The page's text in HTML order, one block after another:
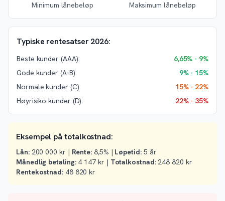
Minimum lånebeløp Maksimum lånebeløp
Typiske rentesatser 2026:
Beste kunder (AAA):
6,65% - 9%
Gode kunder (A-B):
9% - 15%
Normale kunder (C):
15% - 22%
Høyrisiko kunder (D):
22% - 35%
Eksempel på totalkostnad:
Lån:200 000 kr | Rente: 8,5% | Løpetid:5 år
Månedlig betaling:4 147 kr | Totalkostnad:248 820 kr
Rentekostnad:48 820 kr